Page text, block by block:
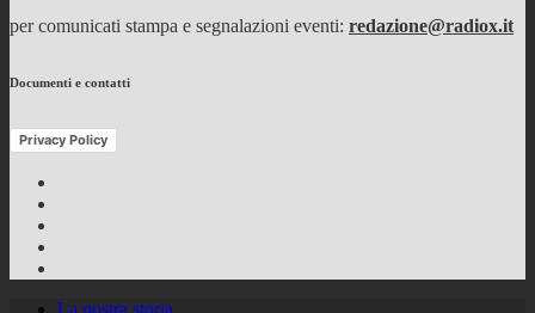
per comunicati stampa e segnalazioni eventi: redazione@radiox.it
Documenti e contatti
Privacy Policy
La nostra storia